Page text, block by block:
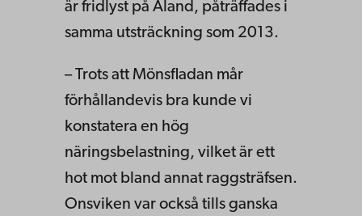
är fridlyst på Åland, påträffades i
samma utsträckning som 2013.
– Trots att Mönsfladan mår
förhållandevis bra kunde vi
konstatera en hög
näringsbelastning, vilket är ett
hot mot bland annat raggsträfsen.
Onsviken var också tills ganska